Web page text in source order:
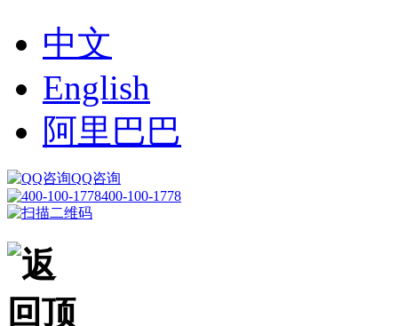
中文
English
阿里巴巴
QQ咨询
400-100-1778